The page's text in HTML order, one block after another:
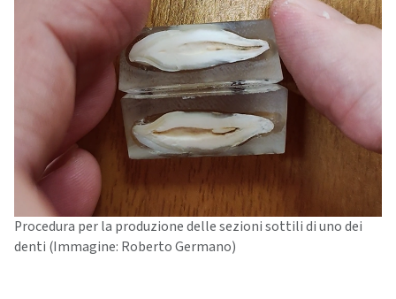
Procedura per la produzione delle sezioni sottili di uno dei
denti (Immagine: Roberto Germano)